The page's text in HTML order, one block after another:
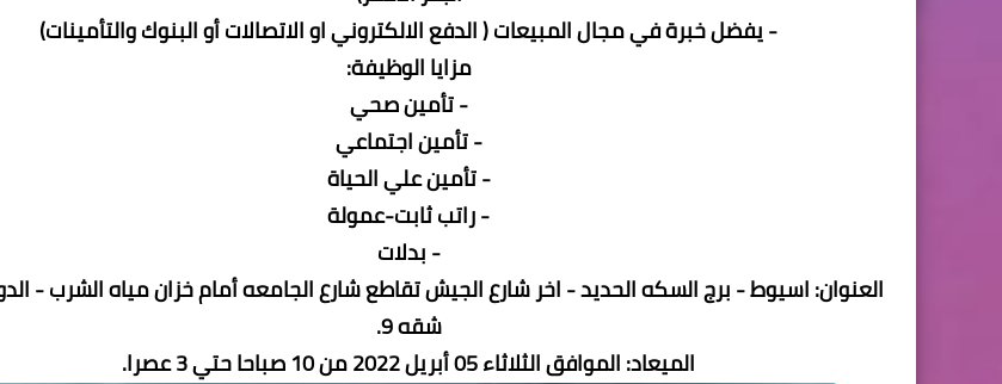
- يفضل خبرة في مجال المبيعات ( الدفع الالكتروني او الاتصالات أو البنوك والتأمينات)
مزايا الوظيفة:
- تأمين صحي
- تأمين اجتماعي
- تأمين علي الحياة
- راتب ثابت-عمولة
- بدلات
العنوان: اسيوط - برج السكه الحديد - اخر شارع الجيش تقاطع شارع الجامعه أمام خزان مياه الشرب -
شقه 9.
الميعاد: الموافق الثلاثاء 05 أبريل 2022 من 10 صباحا حتي 3 عصرا.